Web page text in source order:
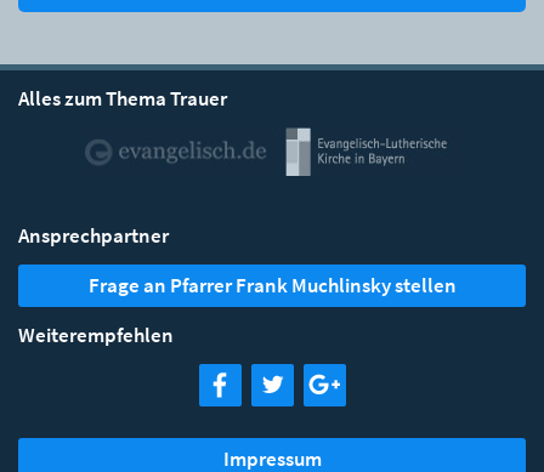
Alles zum Thema Trauer
Ansprechpartner
Frage an Pfarrer Frank Muchlinsky stellen
Weiterempfehlen
Impressum